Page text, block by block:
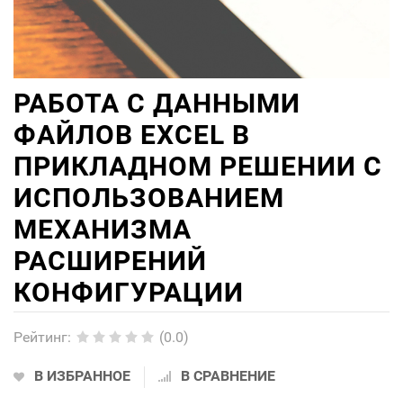
РАБОТА С ДАННЫМИ
ФАЙЛОВ EXCEL В
ПРИКЛАДНОМ РЕШЕНИИ С
ИСПОЛЬЗОВАНИЕМ
МЕХАНИЗМА
РАСШИРЕНИЙ
КОНФИГУРАЦИИ
Рейтинг: (0.0)
В ИЗБРАННОЕ В СРАВНЕНИЕ